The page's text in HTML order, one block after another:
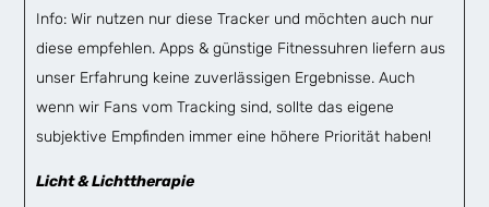
Info: Wir nutzen nur diese Tracker und möchten auch nur
diese empfehlen. Apps & günstige Fitnessuhren liefern aus
unser Erfahrung keine zuverlässigen Ergebnisse. Auch
wenn wir Fans vom Tracking sind, sollte das eigene
subjektive Empfinden immer eine höhere Priorität haben!
Licht & Lichttherapie